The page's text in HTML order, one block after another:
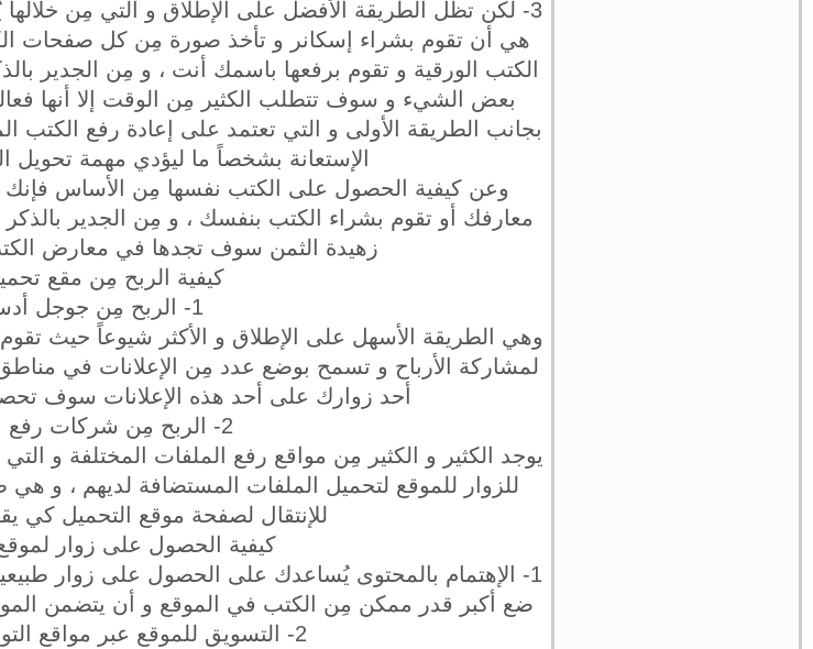
3- لكن تظل الطريقة الأفضل على الإطلاق و التي مِن
هي أن تقوم بشراء إسكانر و تأخذ صورة مِن كل صفحات
الكتب الورقية و تقوم برفعها باسمك أنت ، و مِن الجدير
بعض الشيء و سوف تتطلب الكثير مِن الوقت إلا أنها
بجانب الطريقة الأولى و التي تعتمد على إعادة رفع الكتب
الإستعانة بشخصاً ما ليؤدي مهمة
وعن كيفية الحصول على الكتب نفسها مِن الأساس
معارفك أو تقوم بشراء الكتب بنفسك ، و مِن الجدير بالذكر
زهيدة الثمن سوف تجدها في معارض
كيفية الربح مِن مقع
1- الربح مِن جوجل أدسنس
وهي الطريقة الأسهل على الإطلاق و الأكثر شيوعاً حيث
لمشاركة الأرباح و تسمح بوضع عدد مِن الإعلانات في
أحد زوارك على أحد هذه الإعلانات سوف
2- الربح مِن شركات رفع الملفات
يوجد الكثير و الكثير مِن مواقع رفع الملفات المختلفة و
للزوار للموقع لتحميل الملفات المستضافة لديهم ، و هي
للإنتقال لصفحة موقع التحميل كي
كيفية الحصول على زوار
1- الإهتمام بالمحتوى يُساعدك على الحصول على زوار
ضع أكبر قدر ممكن مِن الكتب في الموقع و أن يتضمن
2- التسويق للموقع عبر مواقع التواصل الإجتماعي.